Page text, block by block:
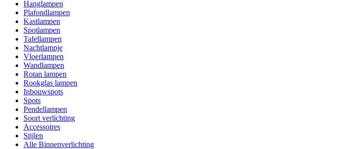
Hanglampen
Plafondlampen
Kastlampen
Spotlampen
Tafellampen
Nachtlampje
Vloerlampen
Wandlampen
Rotan lampen
Rookglas lampen
Inbouwspots
Spots
Pendellampen
Soort verlichting
Accessoires
Stijlen
Alle Binnenverlichting